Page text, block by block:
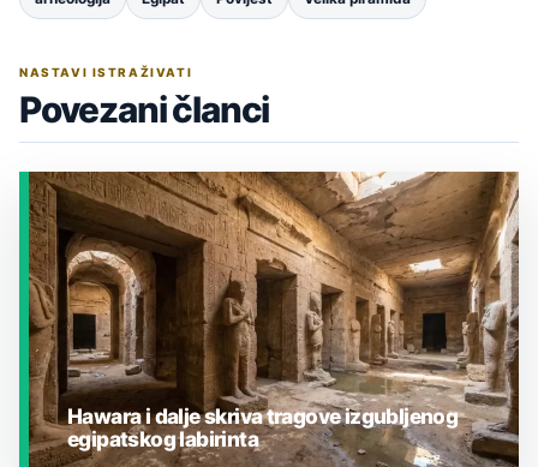
NASTAVI ISTRAŽIVATI
Povezani članci
Hawara i dalje skriva tragove izgubljenog
egipatskog labirinta